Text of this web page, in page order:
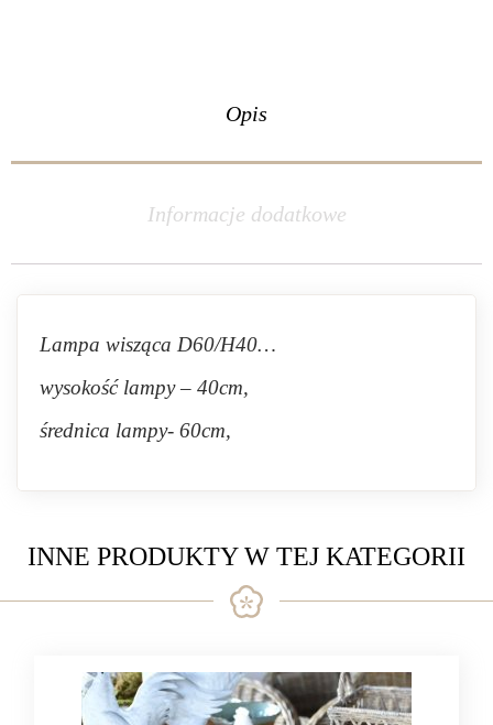
Opis
Informacje dodatkowe
Lampa wisząca D60/H40…
wysokość lampy – 40cm,
średnica lampy- 60cm,
INNE PRODUKTY W TEJ KATEGORII